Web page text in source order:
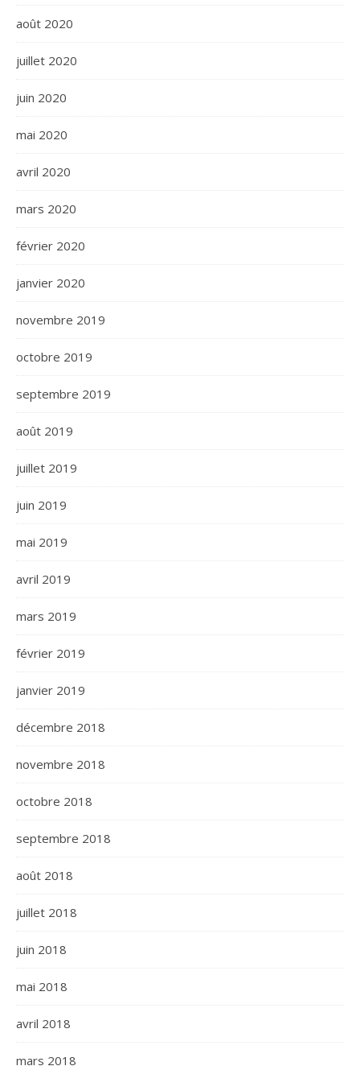
août 2020
juillet 2020
juin 2020
mai 2020
avril 2020
mars 2020
février 2020
janvier 2020
novembre 2019
octobre 2019
septembre 2019
août 2019
juillet 2019
juin 2019
mai 2019
avril 2019
mars 2019
février 2019
janvier 2019
décembre 2018
novembre 2018
octobre 2018
septembre 2018
août 2018
juillet 2018
juin 2018
mai 2018
avril 2018
mars 2018